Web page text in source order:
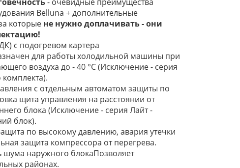
Belluna + дополнительные
которые не нужно доплачивать - они
с подогревом картера
для работы холодильной машины при
воздуха до - 40 °С (Исключение - серия
с отдельным автоматом защиты по
щита управления на расстоянии от
блока (Исключение - серия Лайт -
блок).
по высокому давлению, авария утечки
защита компрессора от перегрева.
наружного блокаПозволяет
районах.